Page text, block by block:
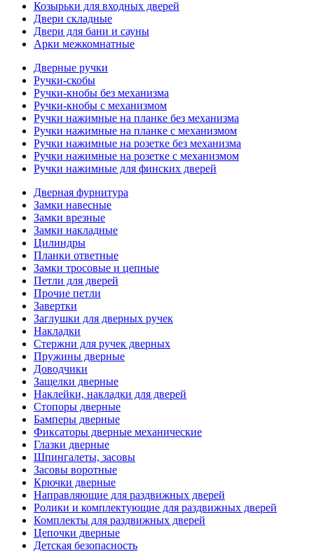
Козырьки для входных дверей
Двери складные
Двери для бани и сауны
Арки межкомнатные
Дверные ручки
Ручки-скобы
Ручки-кнобы без механизма
Ручки-кнобы с механизмом
Ручки нажимные на планке без механизма
Ручки нажимные на планке с механизмом
Ручки нажимные на розетке без механизма
Ручки нажимные на розетке с механизмом
Ручки нажимные для финских дверей
Дверная фурнитура
Замки навесные
Замки врезные
Замки накладные
Цилиндры
Планки ответные
Замки тросовые и цепные
Петли для дверей
Прочие петли
Завертки
Заглушки для дверных ручек
Накладки
Стержни для ручек дверных
Пружины дверные
Доводчики
Защелки дверные
Наклейки, накладки для дверей
Стопоры дверные
Бамперы дверные
Фиксаторы дверные механические
Глазки дверные
Шпингалеты, засовы
Засовы воротные
Крючки дверные
Направляющие для раздвижных дверей
Ролики и комплектующие для раздвижных дверей
Комплекты для раздвижных дверей
Цепочки дверные
Детская безопасность